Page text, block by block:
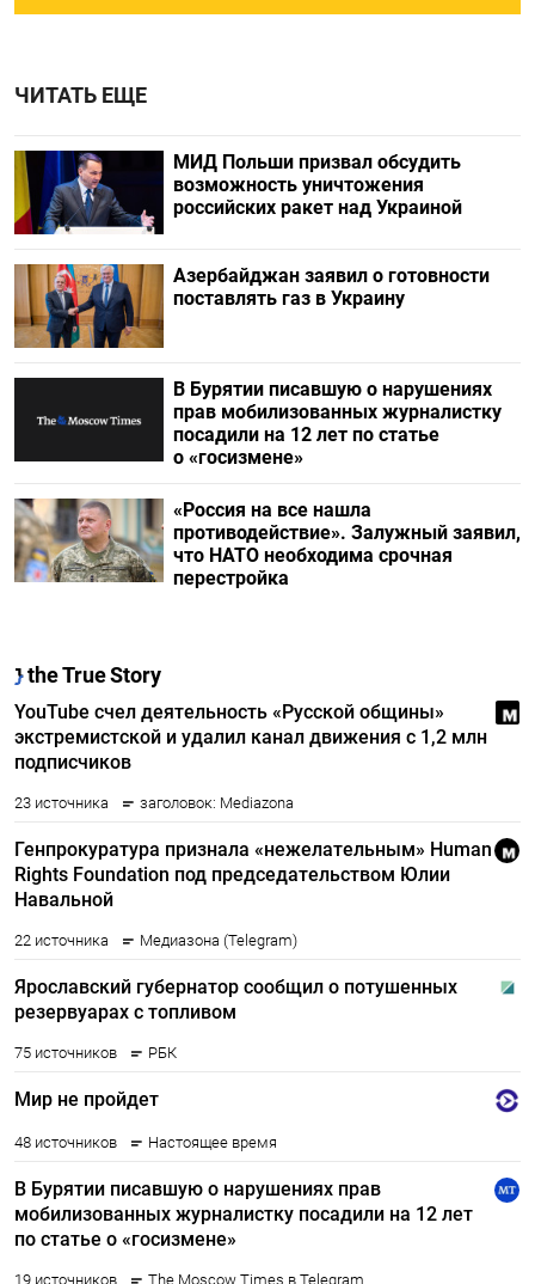
ЧИТАТЬ ЕЩЕ
МИД Польши призвал обсудить
возможность уничтожения
российских ракет над Украиной
Азербайджан заявил о готовности
поставлять газ в Украину
В Бурятии писавшую о нарушениях
прав мобилизованных журналистку
посадили на 12 лет по статье
о «госизмене»
«Россия на все нашла
противодействие». Залужный заявил,
что НАТО необходима срочная
перестройка